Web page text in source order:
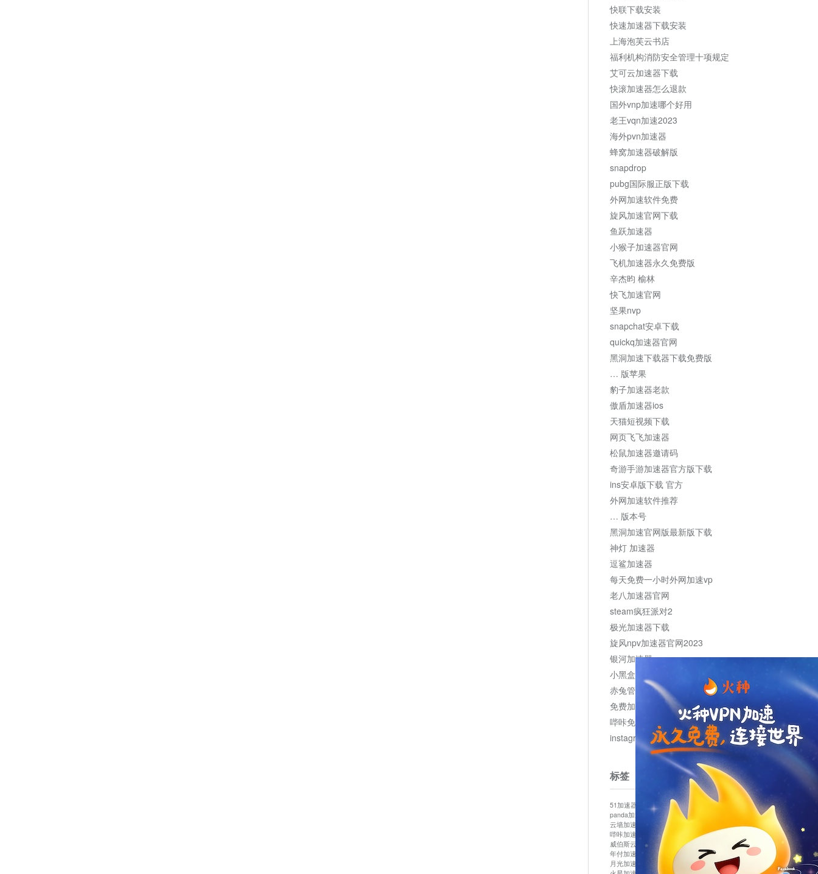
快联下载安装
快速加速器下载安装
上海泡芙云书店
福利机构消防安全管理十项规定
艾可云加速器下载
快滚加速器怎么退款
国外vnp加速哪个好用
老王vqn加速2023
海外pvn加速器
蜂窝加速器破解版
snapdrop
pubg国际服正版下载
外网加速软件免费
旋风加速官网下载
鱼跃加速器
小猴子加速器官网
飞机加速器永久免费版
辛杰昀 榆林
快飞加速官网
坚果nvp
snapchat安卓下载
quickq加速器官网
黑洞加速下载器下载免费版
… 版苹果
豹子加速器老款
傲盾加速器ios
天猫短视频下载
网页飞飞加速器
松鼠加速器邀请码
奇游手游加速器官方版下载
ins安卓版下载 官方
外网加速软件推荐
… 版本号
黑洞加速官网版最新版下载
神灯 加速器
逗鲨加速器
每天免费一小时外网加速vp
老八加速器官网
steam疯狂派对2
极光加速器下载
旋风npv加速器官网2023
银河加速器
小黑盒加速器加速
赤兔管理平台
免费加速器
哔咔免费加速服务器
instagram网页版登录入口
标签
51加速器 bitznet hidecat i7加速器
kuai500
panda加速器
snap加速器 vp加速器
中信加速器
云墙加速器
云速加速器
哔咔加速器
哔咔哔咔加速器 喵云 回锅肉加速器
威伯斯云
小明加速器 小蓝鸟加速器
布谷vp加速器
年付加速器
心阶云 快连 怎么上外网
易飞加速器
月光加速器
机场加速器 松果云 梯子加速器